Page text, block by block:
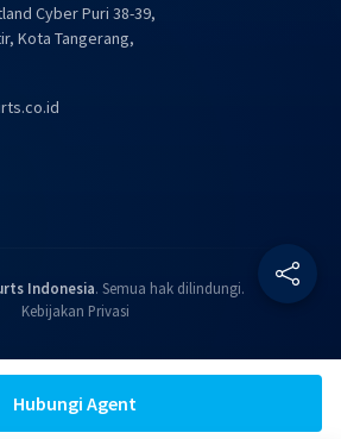
Hubungi Agent
Cyber Puri 38-39,
Kota Tangerang,
Indonesia. Semua hak dilindungi.
Kebijakan Privasi